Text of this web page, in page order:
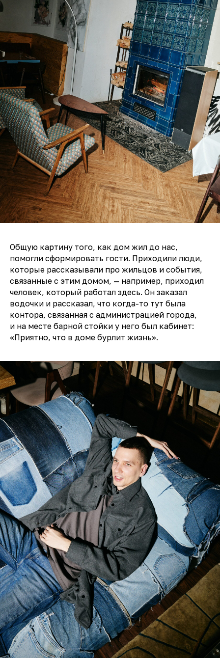
Общую картину того, как дом жил до нас,
помогли сформировать гости. Приходили люди,
которые рассказывали про жильцов и события,
связанные с этим домом, — например, приходил
человек, который работал здесь. Он заказал
водочки и рассказал, что когда-то тут была
контора, связанная с администрацией города,
и на месте барной стойки у него был кабинет:
«Приятно, что в доме бурлит жизнь».